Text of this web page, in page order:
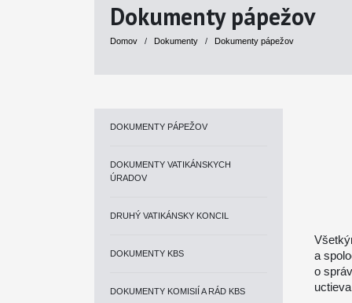
Dokumenty pápežov
Domov / Dokumenty / Dokumenty pápežov
DOKUMENTY PÁPEŽOV
DOKUMENTY VATIKÁNSKYCH
ÚRADOV
DRUHÝ VATIKÁNSKY KONCIL
DOKUMENTY KBS
DOKUMENTY KOMISIÍ A RÁD KBS
a
o